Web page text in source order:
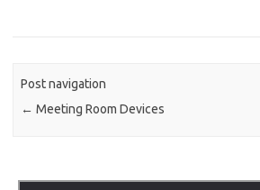
Post navigation
← Meeting Room Devices